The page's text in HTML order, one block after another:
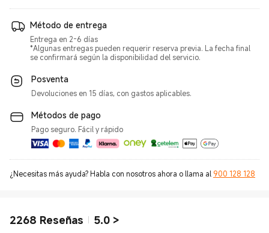
Método de entrega
Entrega en 2-6 días
*Algunas entregas pueden requerir reserva previa. La fecha final
se confirmará según la disponibilidad del servicio.
Posventa
Devoluciones en 15 días, con gastos aplicables.
Métodos de pago
Pago seguro. Fácil y rápido
¿Necesitas más ayuda? Habla con nosotros ahora o llama al 900 128 128
2268 Reseñas 5.0 >